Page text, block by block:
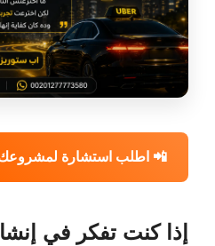
📲 اطلب استشارة
إذا كنت تفكر في